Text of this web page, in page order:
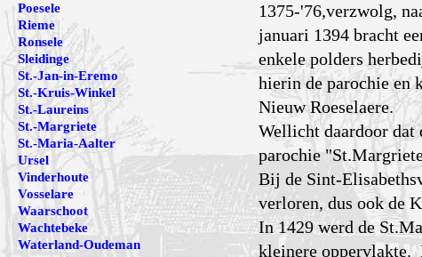
1375-'76,verzwolg,
januari 1394 bracht
enkele polders
hierin de parochie en
Nieuw Roeselaere.
Wellicht daardoor dat
parochie
Bij de Sint-
verloren, dus ook de
In 1429 werd de
kleinere oppervlakte.
Poesele
Rieme
Ronsele
Sleidinge
St.-Jan-in-Eremo
St.-Kruis-Winkel
St.-Laureins
St.-Margriete
St.-Maria-Aalter
Ursel
Vinderhoute
Vosselare
Waarschoot
Wachtebeke
Waterland-Oudeman